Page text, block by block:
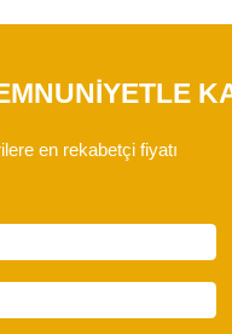
en rekabetçi fiyatı